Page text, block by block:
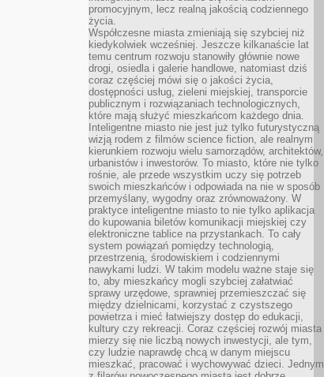
promocyjnym, lecz realną jakością codziennego
życia.
Współczesne miasta zmieniają się szybciej niż
kiedykolwiek wcześniej. Jeszcze kilkanaście lat
temu centrum rozwoju stanowiły głównie nowe
drogi, osiedla i galerie handlowe, natomiast dziś
coraz częściej mówi się o jakości życia,
dostępności usług, zieleni miejskiej, transporcie
publicznym i rozwiązaniach technologicznych,
które mają służyć mieszkańcom każdego dnia.
Inteligentne miasto nie jest już tylko futurystyczną
wizją rodem z filmów science fiction, ale realnym
kierunkiem rozwoju wielu samorządów, architektów,
urbanistów i inwestorów. To miasto, które nie tylko
rośnie, ale przede wszystkim uczy się potrzeb
swoich mieszkańców i odpowiada na nie w sposób
przemyślany, wygodny oraz zrównoważony. W
praktyce inteligentne miasto to nie tylko aplikacja
do kupowania biletów komunikacji miejskiej czy
elektroniczne tablice na przystankach. To cały
system powiązań pomiędzy technologią,
przestrzenią, środowiskiem i codziennymi
nawykami ludzi. W takim modelu ważne staje się
to, aby mieszkańcy mogli szybciej załatwiać
sprawy urzędowe, sprawniej przemieszczać się
między dzielnicami, korzystać z czystszego
powietrza i mieć łatwiejszy dostęp do edukacji,
kultury czy rekreacji. Coraz częściej rozwój miasta
mierzy się nie liczbą nowych inwestycji, ale tym,
czy ludzie naprawdę chcą w danym miejscu
mieszkać, pracować i wychowywać dzieci. Jednym